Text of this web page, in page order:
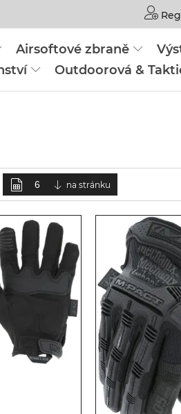
Airsoftové zbraně
Outdoorová &
na stránku